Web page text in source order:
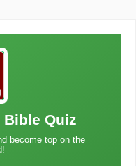
Quiz
become top on the